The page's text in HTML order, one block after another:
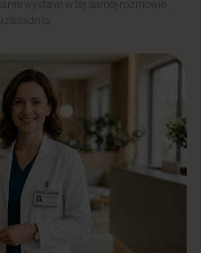
wystawi w tej samej rozmowie,